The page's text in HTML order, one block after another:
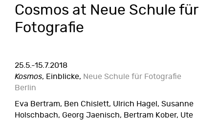
Cosmos at Neue Schule für
Fotografie
25.5.-15.7.2018
Kosmos, Einblicke, Neue Schule für Fotografie
Berlin
Eva Bertram, Ben Chislett, Ulrich Hagel, Susanne
Holschbach, Georg Jaenisch, Bertram Kober, Ute